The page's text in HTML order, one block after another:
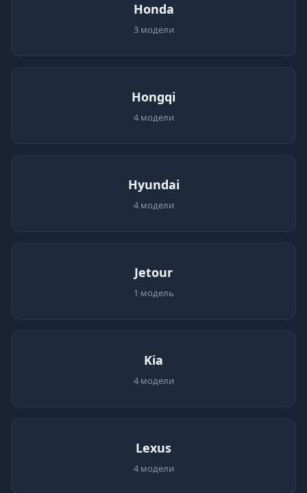
Honda
3 модели
Hongqi
4 модели
Hyundai
4 модели
Jetour
1 модель
Kia
4 модели
Lexus
4 модели